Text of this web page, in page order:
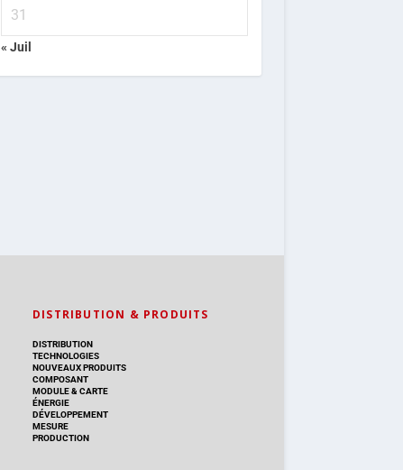
31
« Juil
DISTRIBUTION & PRODUITS
DISTRIBUTION
TECHNOLOGIES
NOUVEAUX PRODUITS
COMPOSANT
MODULE & CARTE
ÉNERGIE
DÉVELOPPEMENT
MESURE
PRODUCTION